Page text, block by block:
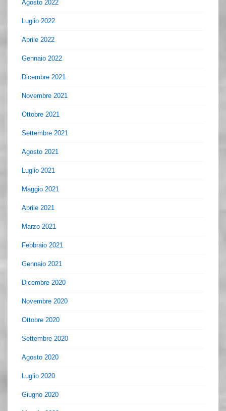
Agosto 2022
Luglio 2022
Aprile 2022
Gennaio 2022
Dicembre 2021
Novembre 2021
Ottobre 2021
Settembre 2021
Agosto 2021
Luglio 2021
Maggio 2021
Aprile 2021
Marzo 2021
Febbraio 2021
Gennaio 2021
Dicembre 2020
Novembre 2020
Ottobre 2020
Settembre 2020
Agosto 2020
Luglio 2020
Giugno 2020